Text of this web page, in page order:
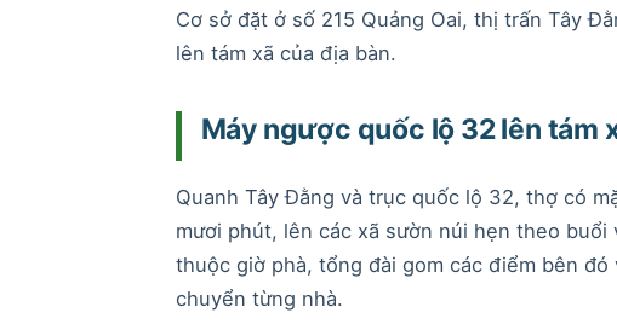
Cơ sở đặt ở số 215 Quảng Oai, thị trấn Tây
lên tám xã của địa bàn.
Máy ngược quốc lộ 32 lên tám
Quanh Tây Đằng và trục quốc lộ 32, thợ có
mươi phút, lên các xã sườn núi hẹn theo
thuộc giờ phà, tổng đài gom các điểm bên
chuyển từng nhà.